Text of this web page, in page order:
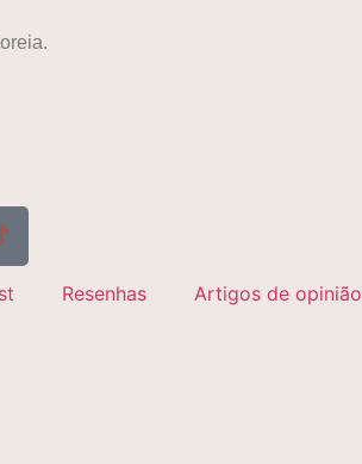
Resenhas Artigos de opinião